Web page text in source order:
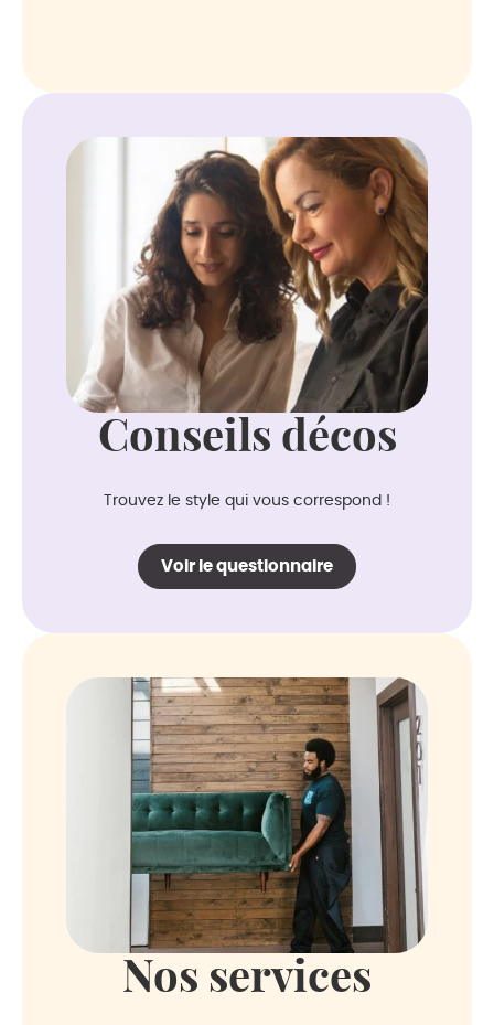
Conseils décos
Trouvez le style qui vous correspond !
Voir le questionnaire
Nos services